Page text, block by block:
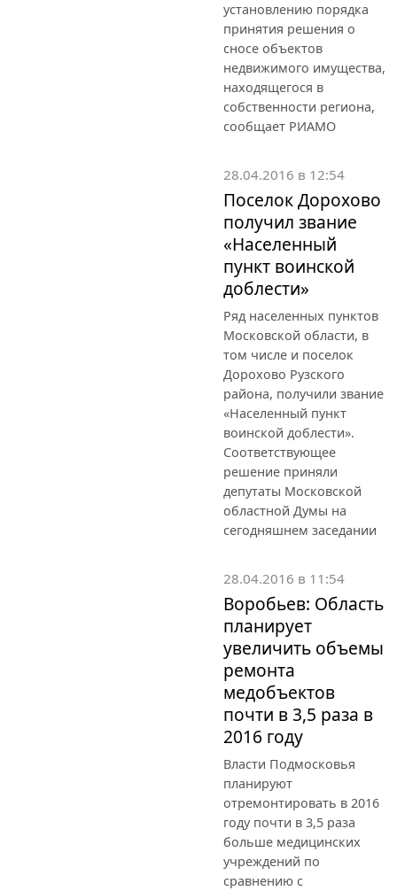
установлению порядка
принятия решения о
сносе объектов
недвижимого имущества,
находящегося в
собственности региона,
сообщает РИАМО
28.04.2016 в 12:54
Поселок Дорохово
получил звание
«Населенный
пункт воинской
доблести»
Ряд населенных пунктов
Московской области, в
том числе и поселок
Дорохово Рузского
района, получили звание
«Населенный пункт
воинской доблести».
Соответствующее
решение приняли
депутаты Московской
областной Думы на
сегодняшнем заседании
28.04.2016 в 11:54
Воробьев: Область
планирует
увеличить объемы
ремонта
медобъектов
почти в 3,5 раза в
2016 году
Власти Подмосковья
планируют
отремонтировать в 2016
году почти в 3,5 раза
больше медицинских
учреждений по
сравнению с